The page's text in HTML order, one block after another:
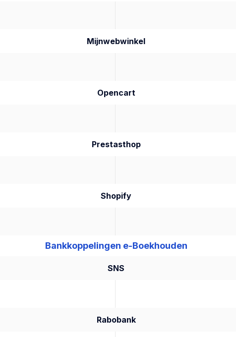
Mijnwebwinkel
Opencart
Prestasthop
Shopify
Bankkoppelingen e-Boekhouden
SNS
Rabobank